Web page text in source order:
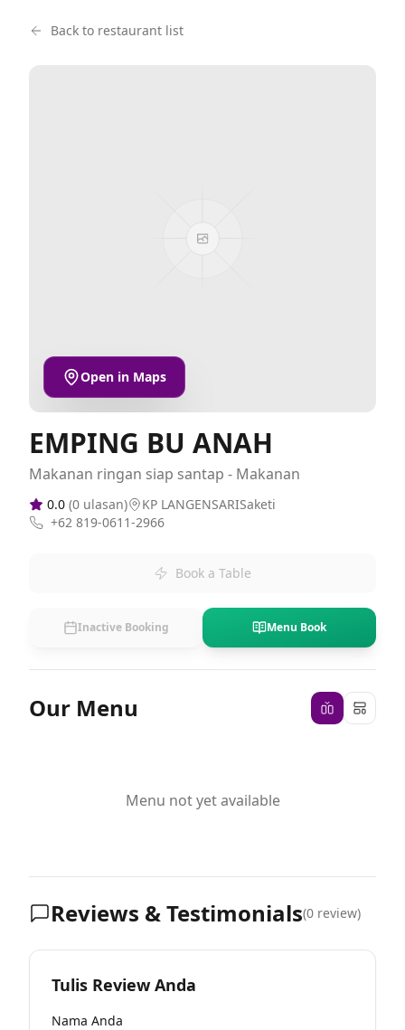
Back to restaurant list
Open in Maps
EMPING BU ANAH
Makanan ringan siap santap - Makanan
0.0 (0 ulasan)
KP LANGENSARISaketi
+62 819-0611-2966
Book a Table
Inactive Booking Menu Book
Our Menu
Menu not yet available
Reviews & Testimonials(0 review)
Tulis Review Anda
Nama Anda